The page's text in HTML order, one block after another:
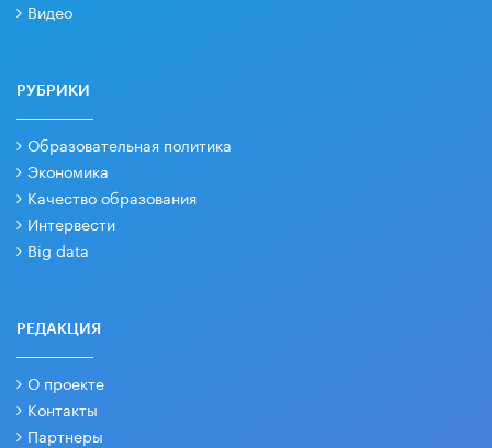
Видео
РУБРИКИ
Образовательная политика
Экономика
Качество образования
Интервести
Big data
РЕДАКЦИЯ
О проекте
Контакты
Партнеры